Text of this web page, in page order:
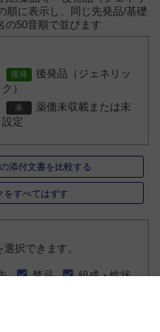
順に表示し、同じ先発品/基礎
の50音順で並びます
後発品（ジェネリッ
ク）
薬価未収載または未
設定
添付文書を比較する
をすべてはずす
択できます。
禁忌
組成・性状